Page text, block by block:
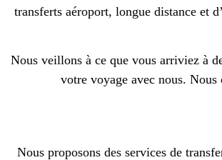
transferts aéroport, longue distance et
Nous veillons à ce que vous arriviez à
votre voyage avec nous.
Nous proposons des services de